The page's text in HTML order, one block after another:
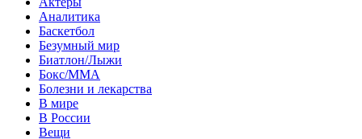
Аналитика
Баскетбол
Безумный мир
Биатлон/Лыжи
Бокс/MMA
Болезни и лекарства
В мире
В России
Вещи